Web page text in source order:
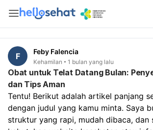
F Feby Falencia
Kehamilan 1 bulan yang lalu
Obat untuk Telat Datang Bulan:
dan Tips Aman
Tentu! Berikut adalah artikel panjang
dengan judul yang kamu minta. Saya
struktur yang rapi, mudah dibaca, dan